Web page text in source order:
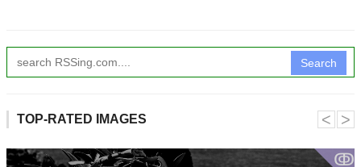
Search
TOP-RATED IMAGES
ↂ
˂ ˃